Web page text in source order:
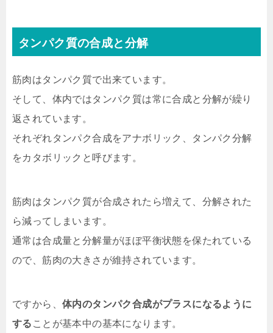
タンパク質の合成と分解
筋肉はタンパク質で出来ています。
そして、体内ではタンパク質は常に合成と分解が繰り
返されています。
それぞれタンパク合成をアナボリック、タンパク分解
をカタボリックと呼びます。
筋肉はタンパク質が合成されたら増えて、分解された
ら減ってしまいます。
通常は合成量と分解量がほぼ平衡状態を保たれている
ので、筋肉の大きさが維持されています。
ですから、 体内のタンパク合成がプラスになるように
する ことが基本中の基本になります。